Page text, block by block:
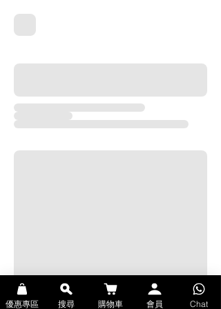
優惠專區 搜尋 購物車 會員 Chat